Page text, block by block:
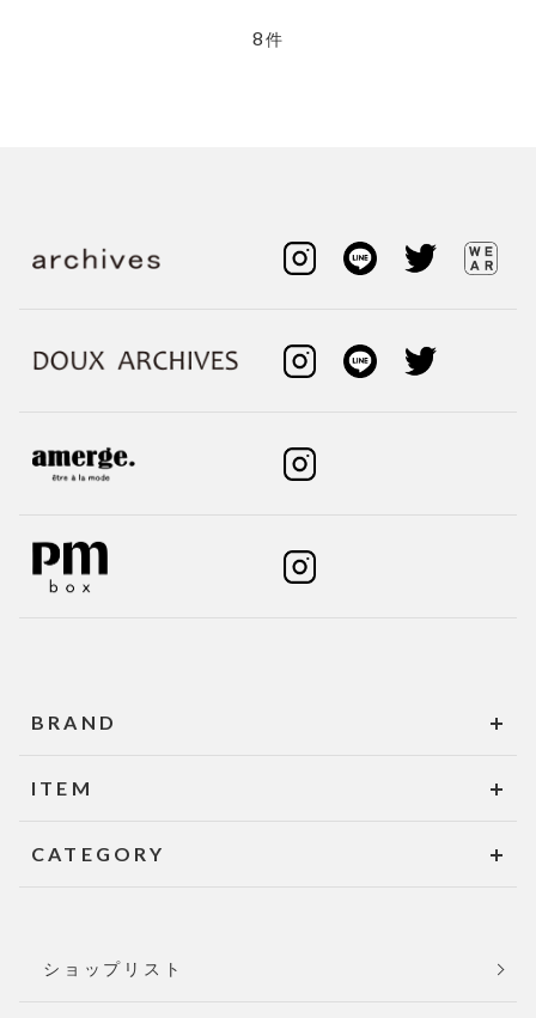
8件
BRAND
ITEM
CATEGORY
ショップリスト